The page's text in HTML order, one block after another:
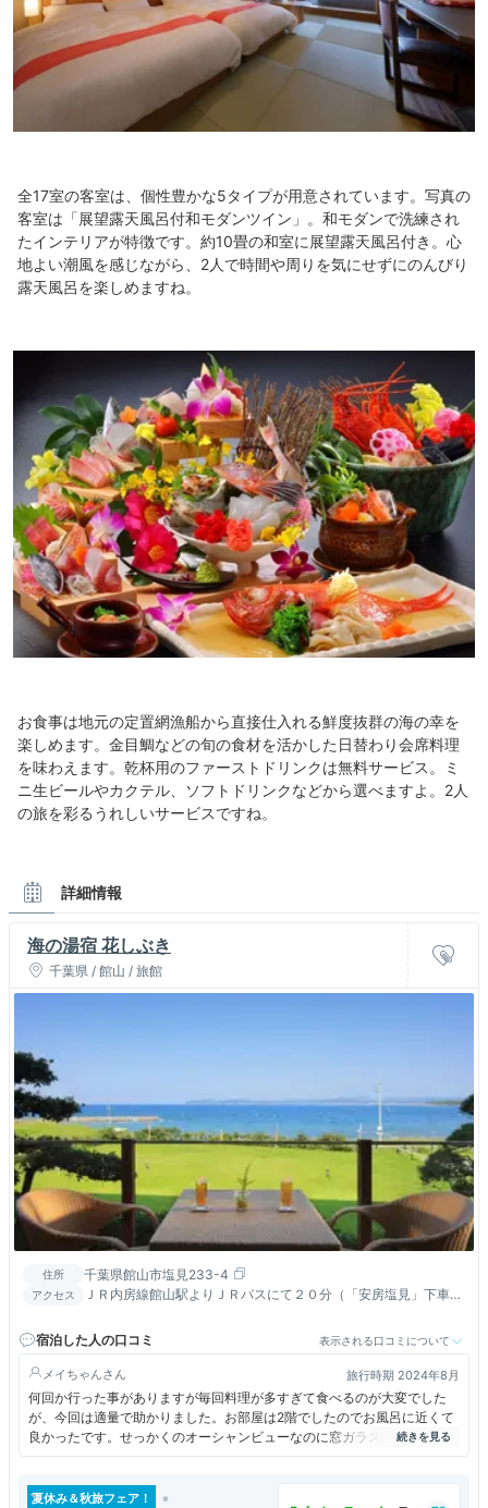
全17室の客室は、個性豊かな5タイプが用意されています。写真の
客室は「展望露天風呂付和モダンツイン」。和モダンで洗練され
たインテリアが特徴です。約10畳の和室に展望露天風呂付き。心
地よい潮風を感じながら、2人で時間や周りを気にせずにのんびり
露天風呂を楽しめますね。
お食事は地元の定置網漁船から直接仕入れる鮮度抜群の海の幸を
楽しめます。金目鯛などの旬の食材を活かした日替わり会席料理
を味わえます。乾杯用のファーストドリンクは無料サービス。ミ
ニ生ビールやカクテル、ソフトドリンクなどから選べますよ。2人
の旅を彩るうれしいサービスですね。
詳細情報
海の湯宿 花しぶき
千葉県 / 館山 / 旅館
住所 千葉県館山市塩見233-4
アクセス
ＪＲ内房線館山駅よりＪＲバスにて２０分（「安房塩見」下車）
宿泊した人の口コミ
表示される口コミについて
メイちゃん 旅行時期 2024年8月
何回か行った事がありますが毎回料理が多すぎて食べるのが大変でした
が、今回は適量で助かりました。お部屋は2階でしたのでお風呂に近くて
良かったです。せっかくのオーシャンビューなのに窓ガラスに虫がいっぱ
いくっついているのは残念でした。
夏休み＆秋旅フェア！